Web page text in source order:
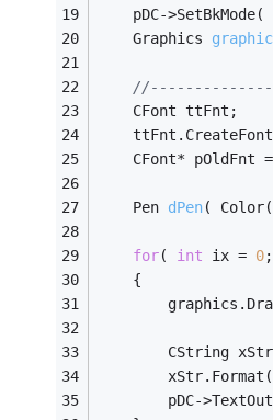
pDC->SetBkMode(
Graphics
//--------------绘
CFont
CFont* pOldFnt
Pen dPen( Color(
for( int ix = 0
	{
CString
		xStr.Format(
pDC-